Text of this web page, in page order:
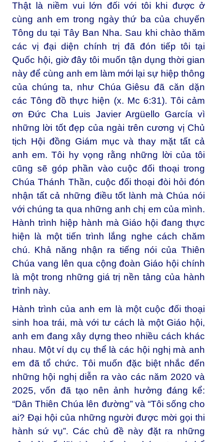
Thật là niềm vui lớn đối với tôi khi được ở
cùng anh em trong ngày thứ ba của chuyến
Tông du tại Tây Ban Nha. Sau khi chào thăm
các vị đại diện chính trị đã đón tiếp tôi tại
Quốc hội, giờ đây tôi muốn tận dụng thời gian
này để cùng anh em làm mới lại sự hiệp thông
của chúng ta, như Chúa Giêsu đã căn dặn
các Tông đồ thực hiện (x. Mc 6:31). Tôi cảm
ơn Đức Cha Luis Javier Argüello García vì
những lời tốt đẹp của ngài trên cương vị Chủ
tịch Hội đồng Giám mục và thay mặt tất cả
anh em. Tôi hy vọng rằng những lời của tôi
cũng sẽ góp phần vào cuộc đối thoại trong
Chúa Thánh Thần, cuộc đối thoại đòi hỏi đón
nhận tất cả những điều tốt lành mà Chúa nói
với chúng ta qua những anh chị em của mình.
Hành trình hiệp hành mà Giáo hội đang thực
hiện là một tiến trình lắng nghe cách chăm
chú. Khả năng nhận ra tiếng nói của Thiên
Chúa vang lên qua cộng đoàn Giáo hội chính
là một trong những giá trị nền tảng của hành
trình này.
Hành trình của anh em là một cuộc đối thoại
sinh hoa trái, mà với tư cách là một Giáo hội,
anh em đang xây dựng theo nhiều cách khác
nhau. Một ví dụ cụ thể là các hội nghị mà anh
em đã tổ chức. Tôi muốn đặc biệt nhắc đến
những hội nghị diễn ra vào các năm 2020 và
2025, vốn đã tạo nên ảnh hưởng đáng kể:
“Dân Thiên Chúa lên đường” và “Tôi sống cho
ai? Đại hội của những người được mời gọi thi
hành sứ vụ”. Các chủ đề này đặt ra những